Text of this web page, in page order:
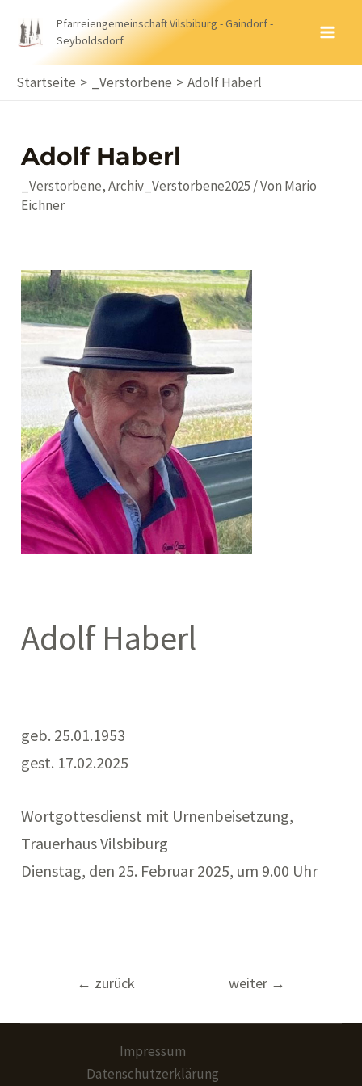
Inhalt
Pfarreiengemeinschaft Vilsbiburg - Gaindorf -
Seyboldsdorf
Startseite _Verstorbene Adolf Haberl
Adolf Haberl
_Verstorbene,Archiv_Verstorbene2025 / Von Mario
Eichner
Adolf Haberl
geb. 25.01.1953
gest. 17.02.2025
Wortgottesdienst mit Urnenbeisetzung,
Trauerhaus Vilsbiburg
Dienstag, den 25. Februar 2025, um 9.00 Uhr
Beitragsnavigation
← zurück weiter →
Impressum
Datenschutzerklärung